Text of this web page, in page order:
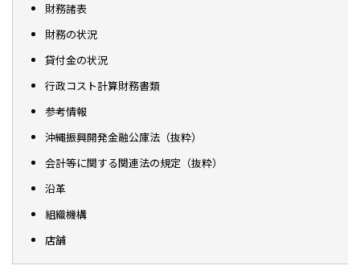
財務諸表
財務の状況
貸付金の状況
行政コスト計算財務書類
参考情報
沖縄振興開発金融公庫法（抜粋）
会計等に関する関連法の規定（抜粋）
沿革
組織機構
店舗